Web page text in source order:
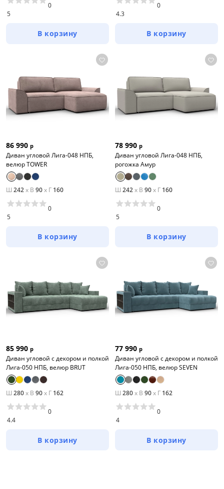
Тип товара
Кровати
Диваны
Комплекты мягкой мебели
Цена
Цвет
Черный
Зеленый
Голубой
Красный
Серый
5
0
В корзину
4.3
0
В корзину
86 990 р
Диван угловой Лига-048 НПБ,
велюр TOWER
Ш 242x В 90x Г 160
5
0
В корзину
78 990 р
Диван угловой Лига-048 НПБ,
рогожка Амур
Ш 242x В 90x Г 160
5
0
В корзину
85 990 р
Диван угловой с декором и полкой
Лига-050 НПБ, велюр BRUT
Ш 280x В 90x Г 162
4.4
0
В корзину
77 990 р
Диван угловой с декором и полкой
Лига-050 НПБ, велюр SEVEN
Ш 280x В 90x Г 162
4
0
В корзину